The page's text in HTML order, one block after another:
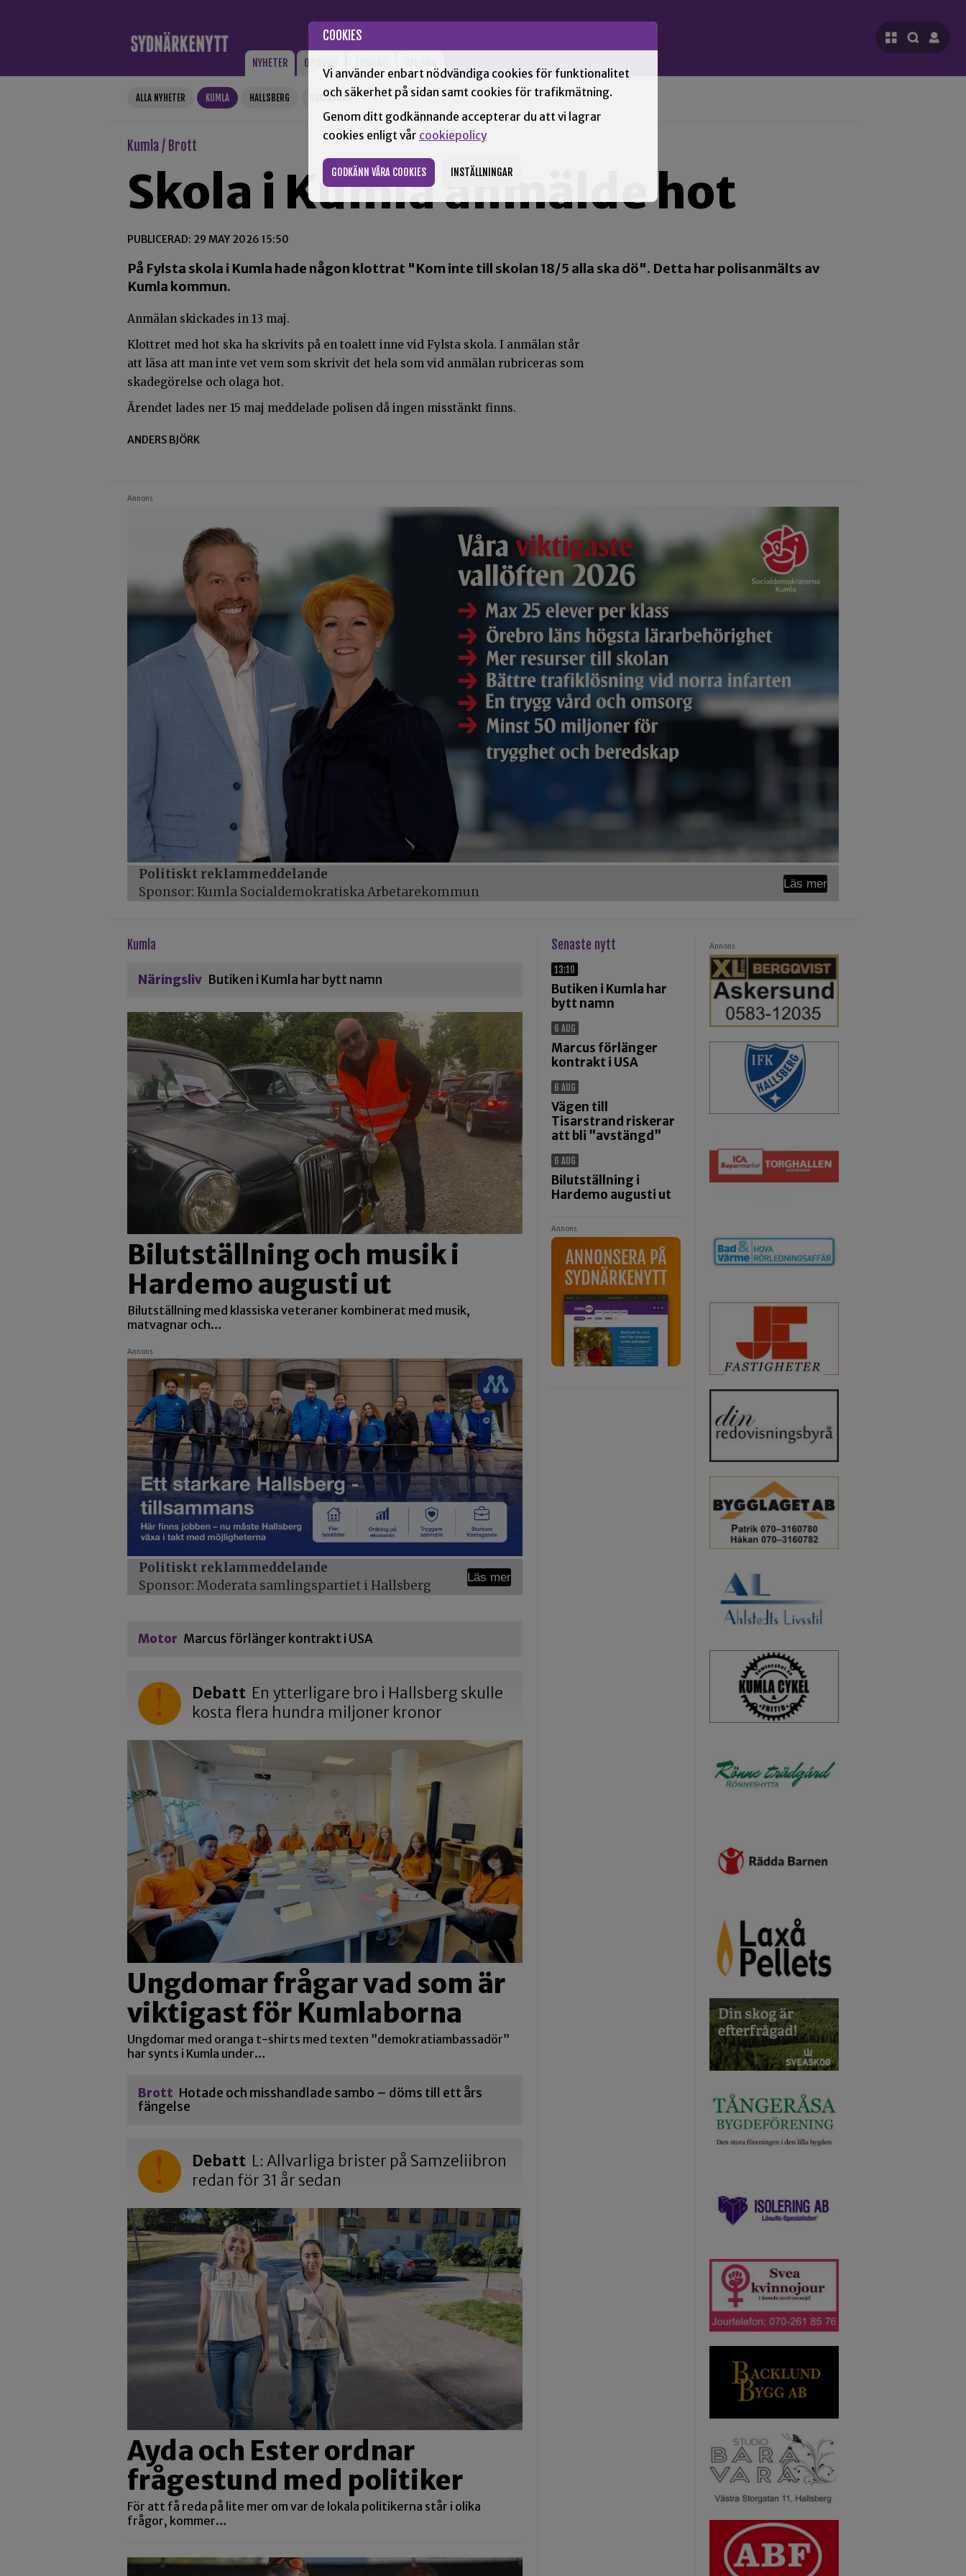
COOKIES
Vi använder enbart nödvändiga cookies för funktionalitet
och säkerhet på sidan samt cookies för trafikmätning.
Genom ditt godkännande accepterar du att vi lagrar
cookies enligt vår cookiepolicy
GODKÄNN VÅRA COOKIES INSTÄLLNINGAR
NYHETER OPINION
ALLA NYHETER KUMLA HALLSBERG ASKERSUND +
Kumla / Brott
Skola i Kumla anmälde hot
PUBLICERAD: 29 MAY 2026 15:50
På Fylsta skola i Kumla hade någon klottrat "Kom inte till skolan 18/5 alla ska dö". Detta har polisanmälts av
Kumla kommun.
Anmälan skickades in 13 maj.
Klottret med hot ska ha skrivits på en toalett inne vid Fylsta skola. I anmälan står
att läsa att man inte vet vem som skrivit det hela som vid anmälan rubriceras som
skadegörelse och olaga hot.
Ärendet lades ner 15 maj meddelade polisen då ingen misstänkt finns.
ANDERS BJÖRK
Annons
Politiskt reklammeddelande
Sponsor: Kumla Socialdemokratiska Arbetarekommun
Läs mer
kumla
Näringsliv Butiken i Kumla har bytt namn
Bilutställning och musik i
Hardemo augusti ut
Bilutställning med klassiska veteraner kombinerat med musik,
matvagnar och…
Annons
Politiskt reklammeddelande
Sponsor: Moderata samlingspartiet i Hallsberg
Läs mer
Motor Marcus förlänger kontrakt i USA
Debatt En ytterligare bro i Hallsberg skulle
kosta flera hundra miljoner kronor
Ungdomar frågar vad som är
viktigast för Kumlaborna
Ungdomar med oranga t-shirts med texten ”demokratiambassadör”
har synts i Kumla under…
Brott Hotade och misshandlade sambo – döms till ett års
fängelse
Debatt L: Allvarliga brister på Samzeliibron
redan för 31 år sedan
Ayda och Ester ordnar
frågestund med politiker
För att få reda på lite mer om var de lokala politikerna står i olika
frågor, kommer…
Senaste nytt
13:10
Butiken i Kumla har
bytt namn
6 AUG
Marcus förlänger
kontrakt i USA
6 AUG
Vägen till
Tisarstrand riskerar
att bli ”avstängd”
6 AUG
Bilutställning i
Hardemo augusti ut
Annons
Annons